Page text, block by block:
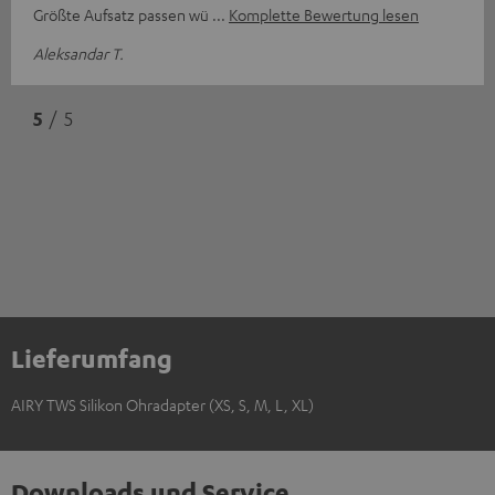
Größte Aufsatz passen wü
Komplette Bewertung lesen
Aleksandar T.
5 / 5
Lieferumfang
AIRY TWS Silikon Ohradapter (XS, S, M, L, XL)